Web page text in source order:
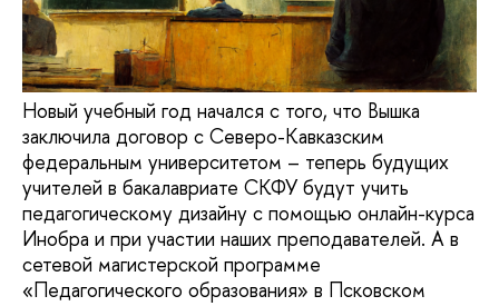
Новый учебный год начался с того, что Вышка
заключила договор с Северо-Кавказским
федеральным университетом – теперь будущих
учителей в бакалавриате СКФУ будут учить
педагогическому дизайну с помощью онлайн-курса
Инобра и при участии наших преподавателей. А в
сетевой магистерской программе
«Педагогического образования» в Псковском